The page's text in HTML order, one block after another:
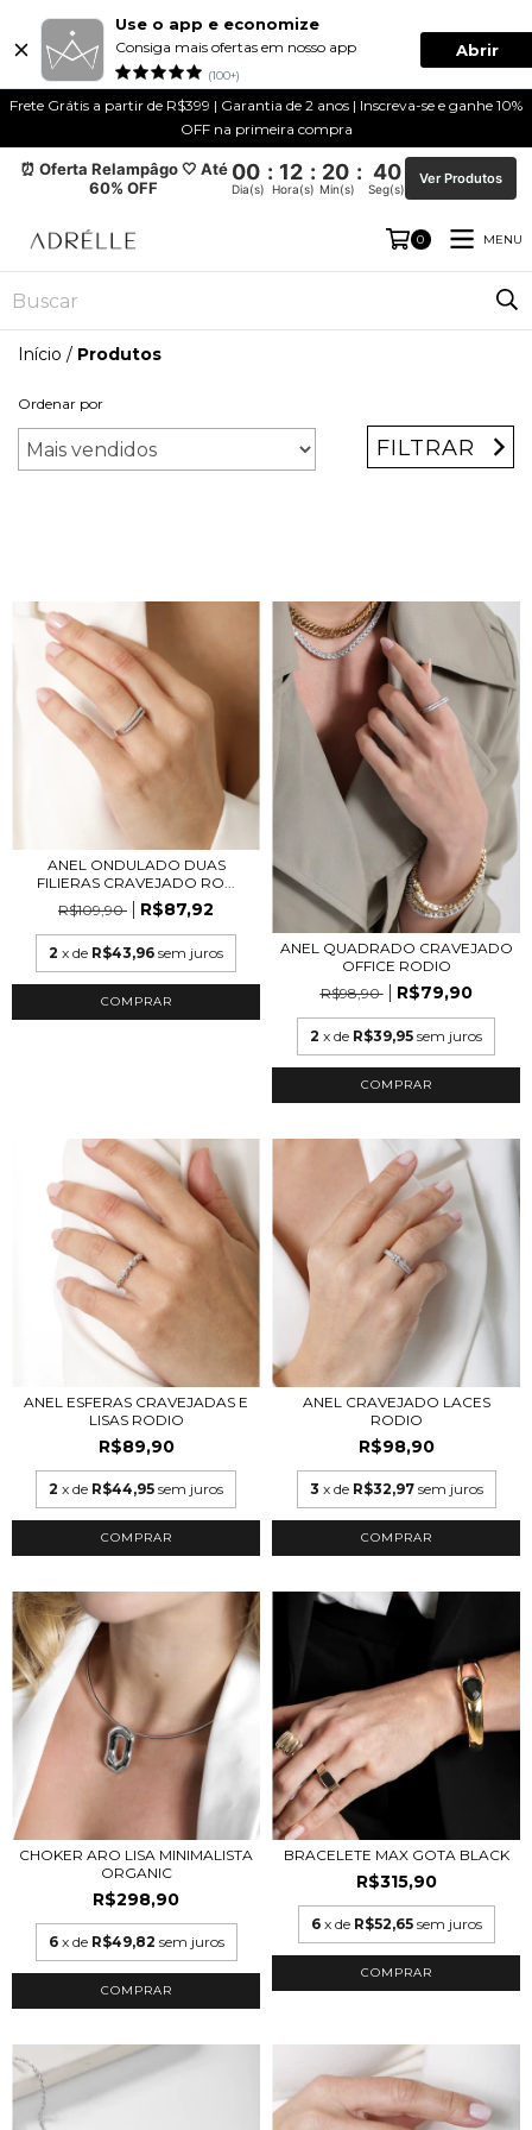
Use o app e economize
Consiga mais ofertas em nosso app
(100+)
Abrir
Frete Grátis a partir de R$399 | Garantia de 2 anos | Inscreva-se e ganhe 10%
OFF na primeira compra
⏰ Oferta Relampâgo 🤍 Até
60% OFF
00 : 12 : 20 : 40
Dia(s) Hora(s) Min(s) Seg(s)
Ver Produtos
0 MENU
Início / Produtos
Ordenar por
FILTRAR
ANEL ONDULADO DUAS
FILIERAS CRAVEJADO RO...
R$109,90
R$87,92
2 x de R$43,96 sem juros
COMPRAR
ANEL QUADRADO CRAVEJADO
OFFICE RODIO
R$98,90
R$79,90
2 x de R$39,95 sem juros
COMPRAR
ANEL ESFERAS CRAVEJADAS E
LISAS RODIO
R$89,90
2 x de R$44,95 sem juros
COMPRAR
ANEL CRAVEJADO LACES
RODIO
R$98,90
3 x de R$32,97 sem juros
COMPRAR
CHOKER ARO LISA MINIMALISTA
ORGANIC
R$298,90
6 x de R$49,82 sem juros
COMPRAR
BRACELETE MAX GOTA BLACK
R$315,90
6 x de R$52,65 sem juros